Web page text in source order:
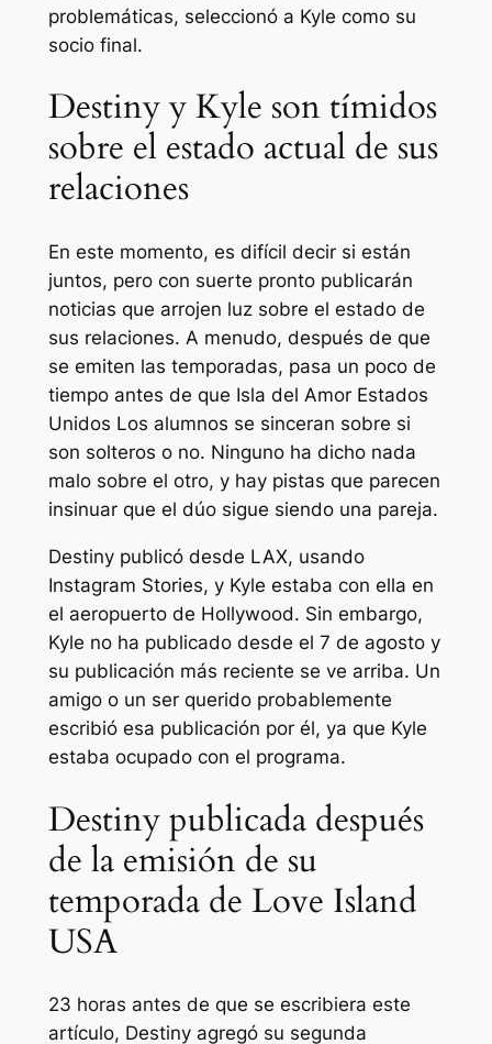
problemáticas, seleccionó a Kyle como su
socio final.
Destiny y Kyle son tímidos
sobre el estado actual de sus
relaciones
En este momento, es difícil decir si están
juntos, pero con suerte pronto publicarán
noticias que arrojen luz sobre el estado de
sus relaciones. A menudo, después de que
se emiten las temporadas, pasa un poco de
tiempo antes de que Isla del Amor Estados
Unidos Los alumnos se sinceran sobre si
son solteros o no. Ninguno ha dicho nada
malo sobre el otro, y hay pistas que parecen
insinuar que el dúo sigue siendo una pareja.
Destiny publicó desde LAX, usando
Instagram Stories, y Kyle estaba con ella en
el aeropuerto de Hollywood. Sin embargo,
Kyle no ha publicado desde el 7 de agosto y
su publicación más reciente se ve arriba. Un
amigo o un ser querido probablemente
escribió esa publicación por él, ya que Kyle
estaba ocupado con el programa.
Destiny publicada después
de la emisión de su
temporada de Love Island
USA
23 horas antes de que se escribiera este
artículo, Destiny agregó su segunda